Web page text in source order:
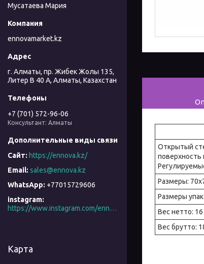
Открытый
поверхность
Размеры:
Размеры
Вес нетто: 16
Вес брутто:
Мусатаева Мария
ennovamarket.kz
г. Алматы, пр. Жибек Жолы 135,
Литер В 40 А, Алматы, Казахстан
+7 (701) 572-96-06
Консультант: Алматы
https://ennova.kz/
sales@ennova.kz
+77015729606
instagram
https://www.instagram.com/ennova_horeca/
Карта